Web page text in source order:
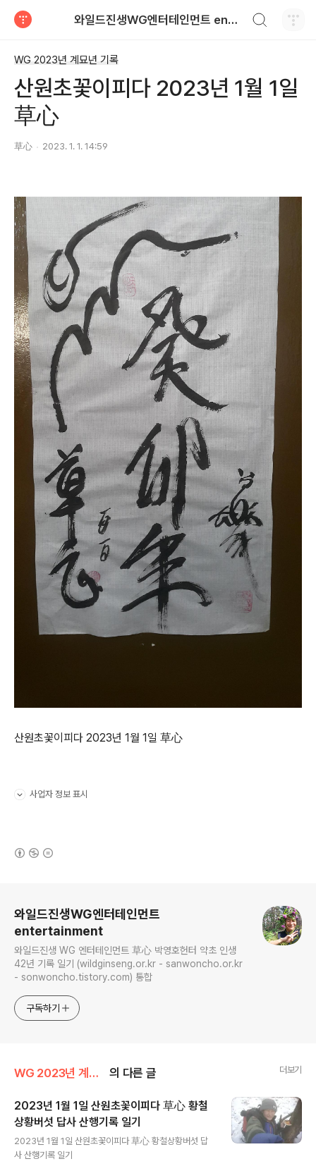
와일드진생WG엔터테인먼트 entertainment
WG 2023년 계묘년 기록
산원초꽃이피다 2023년 1월 1일
草心
草心 2023. 1. 1. 14:59
산원초꽃이피다 2023년 1월 1일 草心
사업자 정보 표시
와일드진생WG엔터테인먼트
entertainment
와일드진생 WG 엔터테인먼트 草心 박영호헌터 약초 인생
42년 기록 일기 (wildginseng.or.kr - sanwoncho.or.kr
- sonwoncho.tistory.com) 통합
구독하기
WG 2023년 계묘년 기록 의 다른 글 더보기
2023년 1월 1일 산원초꽃이피다 草心 황철
상황버섯 답사 산행기록 일기
2023년 1월 1일 산원초꽃이피다 草心 황철상황버섯 답
사 산행기록 일기